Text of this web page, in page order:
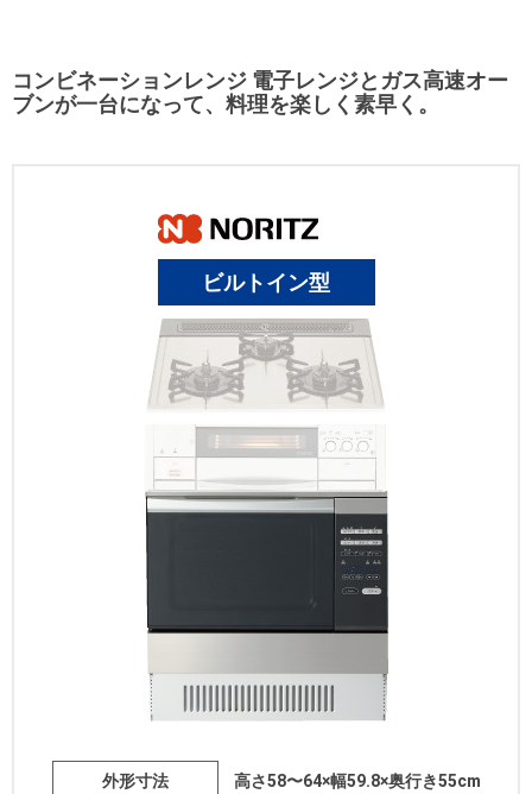
コンビネーションレンジ 電子レンジとガス高速オー
ブンが一台になって、料理を楽しく素早く。
ビルトイン型
外形寸法 高さ58〜64×幅59.8×奥行き55cm